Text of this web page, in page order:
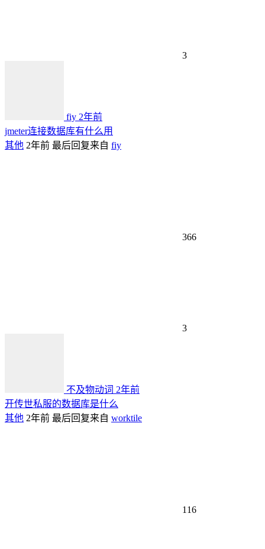
3
fiy 2年前
jmeter连接数据库有什么用
其他 2年前 最后回复来自 fiy
366
3
不及物动词 2年前
开传世私服的数据库是什么
其他 2年前 最后回复来自 worktile
116